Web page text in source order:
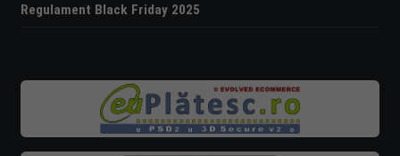
Regulament Black Friday 2025